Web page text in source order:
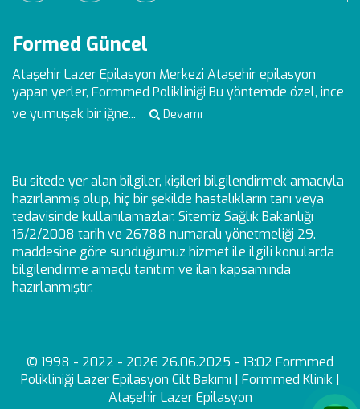
Formed Güncel
Ataşehir Lazer Epilasyon Merkezi Ataşehir epilasyon
yapan yerler, Formmed Polikliniği Bu yöntemde özel, ince
ve yumuşak bir iğne...
Devamı
Bu sitede yer alan bilgiler, kişileri bilgilendirmek amacıyla
hazırlanmış olup, hiç bir şekilde hastalıkların tanı veya
tedavisinde kullanılamazlar. Sitemiz Sağlık Bakanlığı
15/2/2008 tarih ve 26788 numaralı yönetmeliği 29.
maddesine göre sunduğumuz hizmet ile ilgili konularda
bilgilendirme amaçlı tanıtım ve ilan kapsamında
hazırlanmıştır.
© 1998 - 2022 - 2026 26.06.2025 - 13:02 Formmed
Polikliniği Lazer Epilasyon Cilt Bakımı | Formmed Klinik |
Ataşehir Lazer Epilasyon